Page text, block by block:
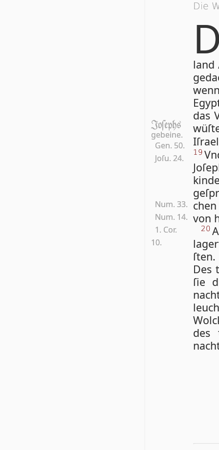
Die
Joſephs
gebeine.
Gen. 50.
Joſu. 24.
Num. 33.
Num. 14.
1. Cor.
10.
land
das
19
von
20
ſten.
Des
ſie
des